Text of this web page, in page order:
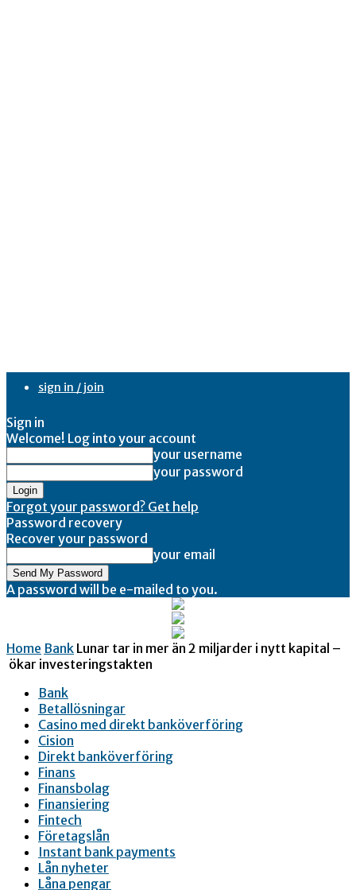
sign in / join
Sign in
Welcome! Log into your account
your username
your password
Forgot your password? Get help
Password recovery
Recover your password
your email
A password will be e-mailed to you.
Home Bank Lunar tar in mer än 2 miljarder i nytt kapital –
ökar investeringstakten
Bank
Betallösningar
Casino med direkt banköverföring
Cision
Direkt banköverföring
Finans
Finansbolag
Finansiering
Fintech
Företagslån
Instant bank payments
Lån nyheter
Låna pengar